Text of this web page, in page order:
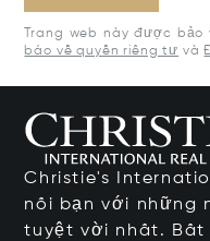
Trang web này được bảo
báo về quyền riêng tư và
Christie's
nối bạn với những
tuyệt vời nhất. Bất